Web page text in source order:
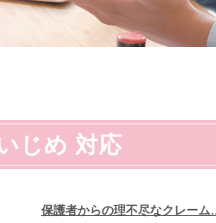
じめ 対応
保護者からの理不尽なクレー